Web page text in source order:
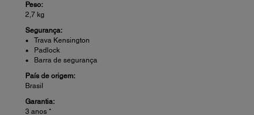
Peso:
2,7 kg
Segurança:
Trava Kensington
Padlock
Barra de segurança
País de origem:
Brasil
Garantia:
3 anos *